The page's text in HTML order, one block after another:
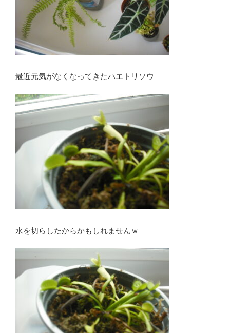
最近元気がなくなってきたハエトリソウ
水を切らしたからかもしれませんｗ